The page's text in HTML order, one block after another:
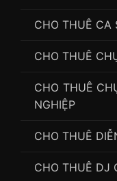
CHO THUÊ CA
CHO THUÊ
CHO THUÊ
NGHIỆP
CHO THUÊ
CHO THUÊ DJ